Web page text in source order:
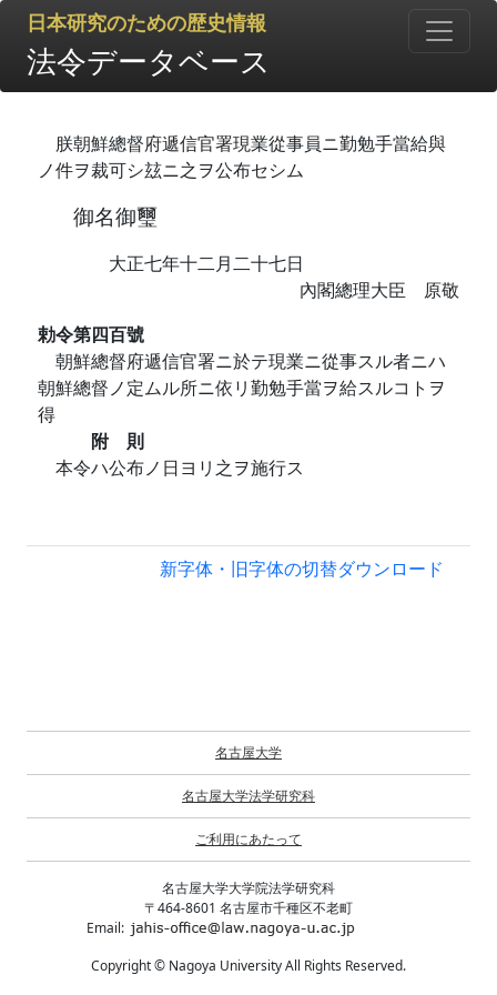
日本研究のための歴史情報
法令データベース
朕朝鮮總督府遞信官署現業從事員ニ勤勉手當給與
ノ件ヲ裁可シ玆ニ之ヲ公布セシム
御名御璽
大正七年十二月二十七日
內閣總理大臣 原敬
勅令第四百號
朝鮮總督府遞信官署ニ於テ現業ニ從事スル者ニハ
朝鮮總督ノ定ムル所ニ依リ勤勉手當ヲ給スルコトヲ
得
附 則
本令ハ公布ノ日ヨリ之ヲ施行ス
新字体・旧字体の切替ダウンロード
名古屋大学
名古屋大学法学研究科
ご利用にあたって
名古屋大学大学院法学研究科
〒464-8601 名古屋市千種区不老町
Email:
Copyright © Nagoya University All Rights Reserved.